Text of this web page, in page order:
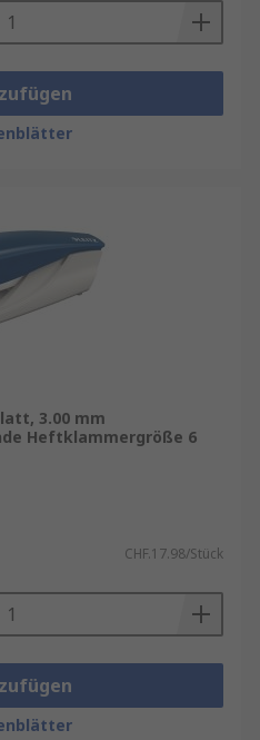
3.00 mm
Heftklammergröße 6
CHF.17.98/Stück